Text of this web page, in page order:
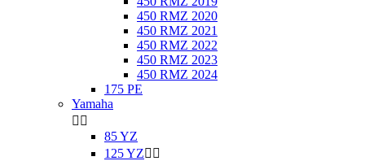
450 RMZ 2020
450 RMZ 2021
450 RMZ 2022
450 RMZ 2023
450 RMZ 2024
175 PE
Yamaha
 
85 YZ
125 YZ 